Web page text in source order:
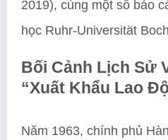
2019), cùng một số báo
học Ruhr-Universität
Bối Cảnh Lịch Sử
“Xuất Khẩu Lao
Năm 1963, chính phủ